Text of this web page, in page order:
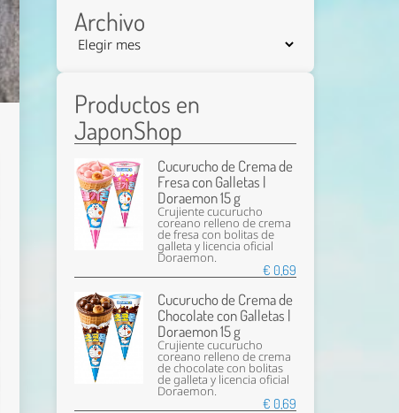
Archivo
Productos en
JaponShop
Cucurucho de Crema de
Fresa con Galletas |
Doraemon 15 g
Crujiente cucurucho
coreano relleno de crema
de fresa con bolitas de
galleta y licencia oficial
Doraemon.
€ 0,69
Cucurucho de Crema de
Chocolate con Galletas |
Doraemon 15 g
Crujiente cucurucho
coreano relleno de crema
de chocolate con bolitas
de galleta y licencia oficial
Doraemon.
€ 0,69